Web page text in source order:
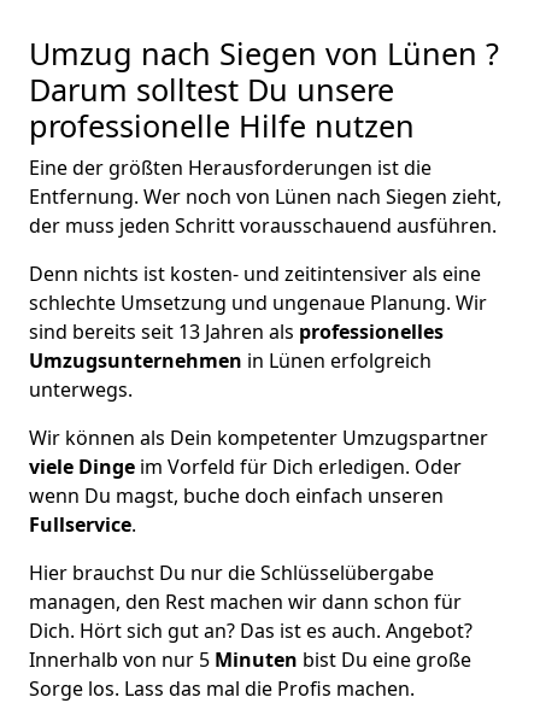
Umzug nach Siegen von Lünen ?
Darum solltest Du unsere
professionelle Hilfe nutzen
Eine der größten Herausforderungen ist die
Entfernung. Wer noch von Lünen nach Siegen zieht,
der muss jeden Schritt vorausschauend ausführen.
Denn nichts ist kosten- und zeitintensiver als eine
schlechte Umsetzung und ungenaue Planung. Wir
sind bereits seit 13 Jahren als professionelles
Umzugsunternehmen in Lünen erfolgreich
unterwegs.
Wir können als Dein kompetenter Umzugspartner
viele Dinge im Vorfeld für Dich erledigen. Oder
wenn Du magst, buche doch einfach unseren
Fullservice.
Hier brauchst Du nur die Schlüsselübergabe
managen, den Rest machen wir dann schon für
Dich. Hört sich gut an? Das ist es auch. Angebot?
Innerhalb von nur 5 Minuten bist Du eine große
Sorge los. Lass das mal die Profis machen.